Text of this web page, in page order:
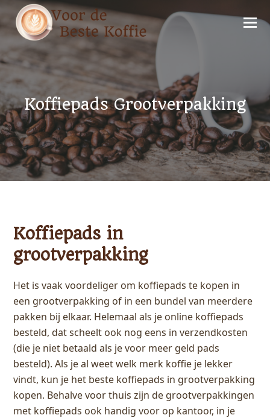
Koffiepads Grootverpakking
Koffiepads in
grootverpakking
Het is vaak voordeliger om koffiepads te kopen in
een grootverpakking of in een bundel van meerdere
pakken bij elkaar. Helemaal als je online koffiepads
besteld, dat scheelt ook nog eens in verzendkosten
(die je niet betaald als je voor meer geld pads
besteld). Als je al weet welk merk koffie je lekker
vindt, kun je het beste koffiepads in grootverpakking
kopen. Behalve voor thuis zijn de grootverpakkingen
met koffiepads ook handig voor op kantoor, in je